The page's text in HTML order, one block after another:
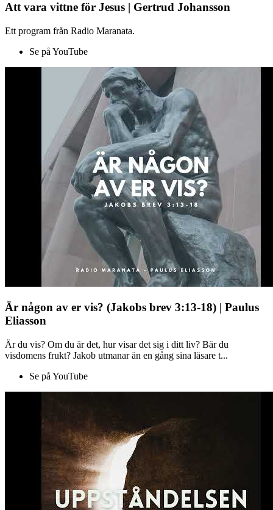
Att vara vittne för Jesus | Gertrud Johansson
Ett program från Radio Maranata.
Se på YouTube
Är någon av er vis? (Jakobs brev 3:13-18) | Paulus
Eliasson
Är du vis? Om du är det, hur visar det sig i ditt liv? Bär du
visdomens frukt? Jakob utmanar än en gång sina läsare t...
Se på YouTube